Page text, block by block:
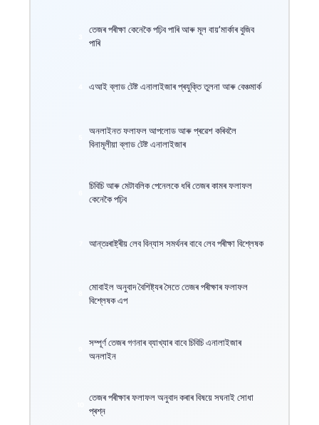
তেজৰ পৰীক্ষা কেনেকৈ পঢ়িব পাৰি আৰু মূল বায়’মাৰ্কাৰ বুজিব
পাৰি
এআই ব্লাড টেষ্ট এনালাইজাৰ প্ৰযুক্তি তুলনা আৰু বেঞ্চমাৰ্ক
অনলাইনত ফলাফল আপলোড আৰু প্ৰৱেশ কৰিবলৈ
বিনামূলীয়া ব্লাড টেষ্ট এনালাইজাৰ
চিবিচি আৰু মেটাবলিক পেনেলকে ধৰি তেজৰ কামৰ ফলাফল
কেনেকৈ পঢ়িব
আন্তঃৰাষ্ট্ৰীয় লেব বিন্যাস সমৰ্থনৰ বাবে লেব পৰীক্ষা বিশ্লেষক
মোবাইল অনুবাদ বৈশিষ্ট্যৰ সৈতে তেজৰ পৰীক্ষাৰ ফলাফল
বিশ্লেষক এপ
সম্পূৰ্ণ তেজৰ গণনাৰ ব্যাখ্যাৰ বাবে চিবিচি এনালাইজাৰ
অনলাইন
তেজৰ পৰীক্ষাৰ ফলাফল অনুবাদ কৰাৰ বিষয়ে সঘনাই সোধা
প্ৰশ্ন